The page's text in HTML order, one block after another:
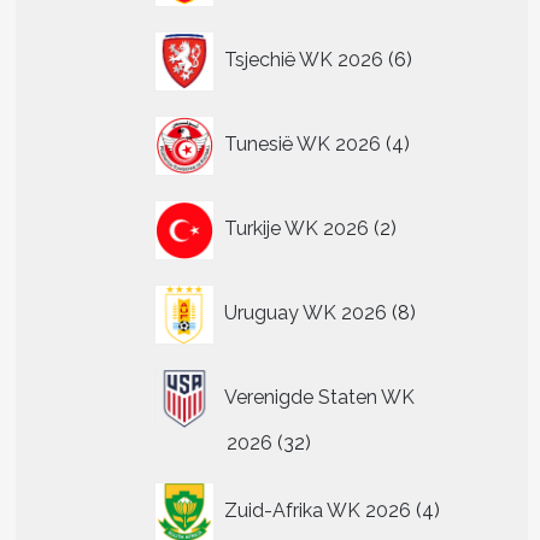
Tsjechië WK 2026 6
producten
Tunesië WK 2026 4
producten
Turkije WK 2026 2
producten
Uruguay WK 2026 8
producten
Verenigde Staten WK
2026 3232
Zuid-Afrika WK 2026 4
producten